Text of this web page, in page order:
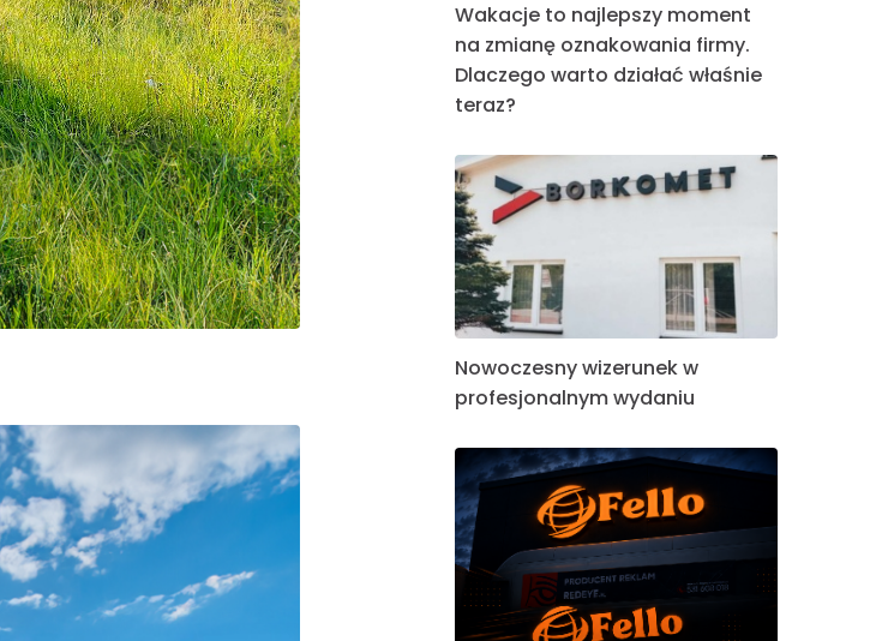
Wakacje to najlepszy moment
na zmianę oznakowania firmy.
Dlaczego warto działać właśnie
teraz?
Nowoczesny wizerunek w
profesjonalnym wydaniu